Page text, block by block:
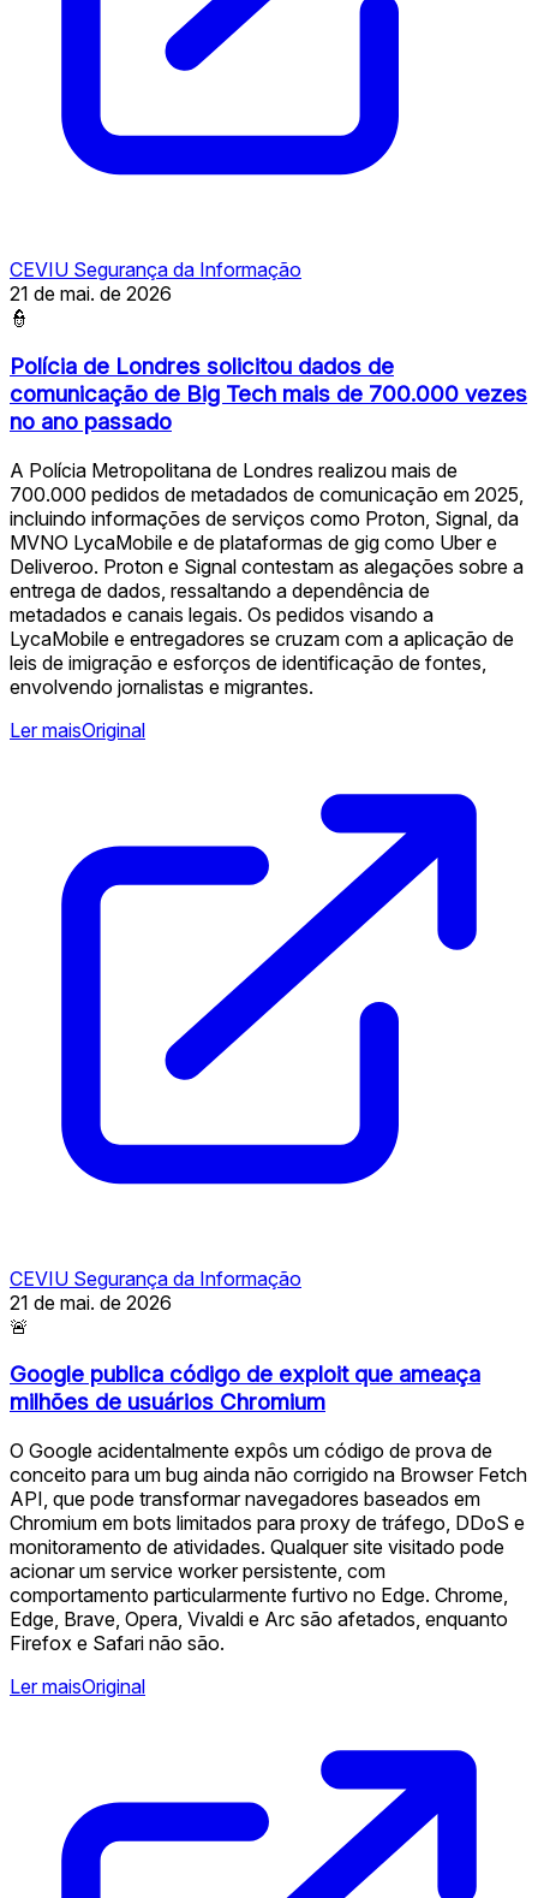
CEVIU Segurança da Informação
21 de mai. de 2026
👮
Polícia de Londres solicitou dados de
comunicação de Big Tech mais de 700.000 vezes
no ano passado
A Polícia Metropolitana de Londres realizou mais de
700.000 pedidos de metadados de comunicação em 2025,
incluindo informações de serviços como Proton, Signal, da
MVNO LycaMobile e de plataformas de gig como Uber e
Deliveroo. Proton e Signal contestam as alegações sobre a
entrega de dados, ressaltando a dependência de
metadados e canais legais. Os pedidos visando a
LycaMobile e entregadores se cruzam com a aplicação de
leis de imigração e esforços de identificação de fontes,
envolvendo jornalistas e migrantes.
Ler maisOriginal
CEVIU Segurança da Informação
21 de mai. de 2026
🚨
Google publica código de exploit que ameaça
milhões de usuários Chromium
O Google acidentalmente expôs um código de prova de
conceito para um bug ainda não corrigido na Browser Fetch
API, que pode transformar navegadores baseados em
Chromium em bots limitados para proxy de tráfego, DDoS e
monitoramento de atividades. Qualquer site visitado pode
acionar um service worker persistente, com
comportamento particularmente furtivo no Edge. Chrome,
Edge, Brave, Opera, Vivaldi e Arc são afetados, enquanto
Firefox e Safari não são.
Ler maisOriginal